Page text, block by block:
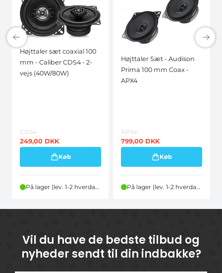
Højttaler sæt coaxial 100
mm - Caliber CDS4 - 2-
vejs (40W/80W)
CDS4
249,00 DKK
Køb
På lager (lev. 1-2 hverdage)
Højttaler Sæt - Audison
Prima 100 mm Coax -
APX4
APX4
799,00 DKK
Køb
På lager (lev. 1-2 hverdage)
Vil du have de bedste tilbud og
nyheder sendt til din indbakke?